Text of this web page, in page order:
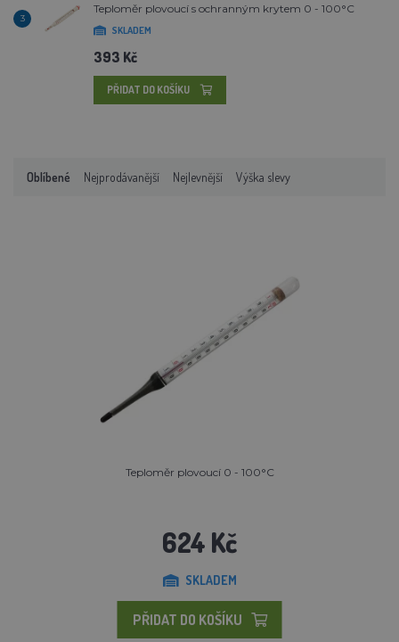
3
Teploměr plovoucí s ochranným krytem 0 - 100°C
SKLADEM
393 Kč
PŘIDAT DO KOŠÍKU
Oblíbené Nejprodávanější Nejlevnější Výška slevy
Teploměr plovoucí 0 - 100°C
624 Kč
SKLADEM
PŘIDAT DO KOŠÍKU